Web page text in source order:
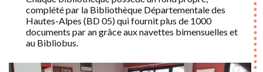
complété par la Bibliothèque Départementale des
Hautes-Alpes (BD 05) qui fournit plus de 1000
documents par an grâce aux navettes bimensuelles et
au Bibliobus.